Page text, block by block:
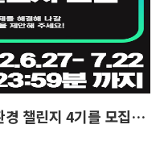
[모집 공고] DB손해보험 교통환경 챌린지 4기를 모집합니다!